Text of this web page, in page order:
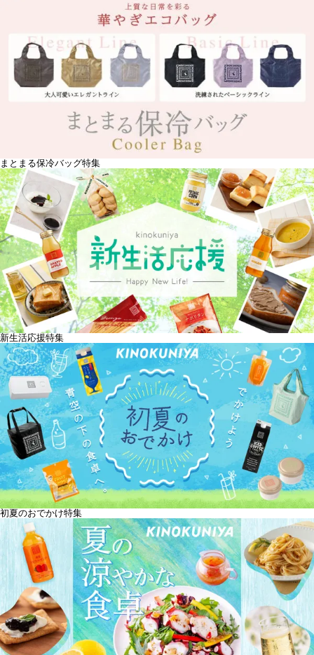
まとまる保冷バッグ特集
新生活応援特集
初夏のおでかけ特集